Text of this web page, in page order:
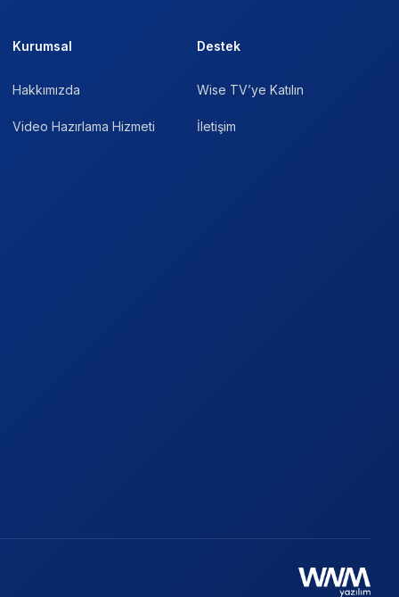
Kurumsal
Hakkımızda
Video Hazırlama Hizmeti
Destek
Wise TV’ye Katılın
İletişim